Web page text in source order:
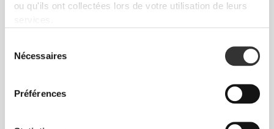
ou qu'ils ont collectées lors de votre utilisation de leurs
Nécessaires
Préférences
Liberté totale de mouvement. Une coupe